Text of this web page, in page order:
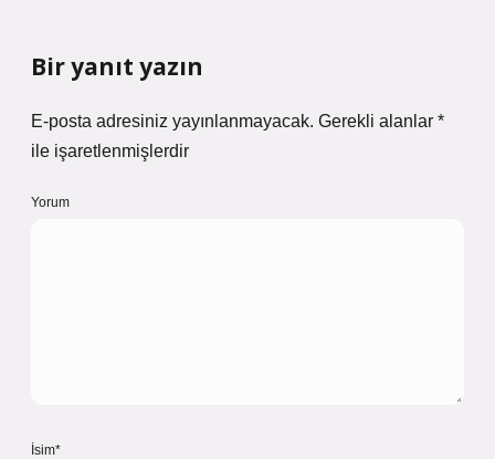
Bir yanıt yazın
E-posta adresiniz yayınlanmayacak. Gerekli alanlar *
ile işaretlenmişlerdir
Yorum
İsim*